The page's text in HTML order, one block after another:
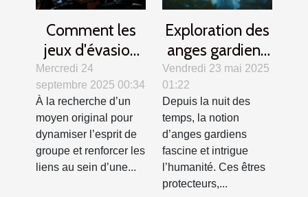
Comment les
jeux d'évasion
renforcent la
cohésion
d'équipe ?
Mercredi 24
septembre 2025 00:34
À la recherche d’un
moyen original pour
dynamiser l’esprit de
groupe et renforcer les
liens au sein d’une...
Exploration des
anges gardiens
dans différentes
cultures et
traditions
Vendredi 23 mai 2025
01:22
Depuis la nuit des
temps, la notion
d’anges gardiens
fascine et intrigue
l’humanité. Ces êtres
protecteurs,...